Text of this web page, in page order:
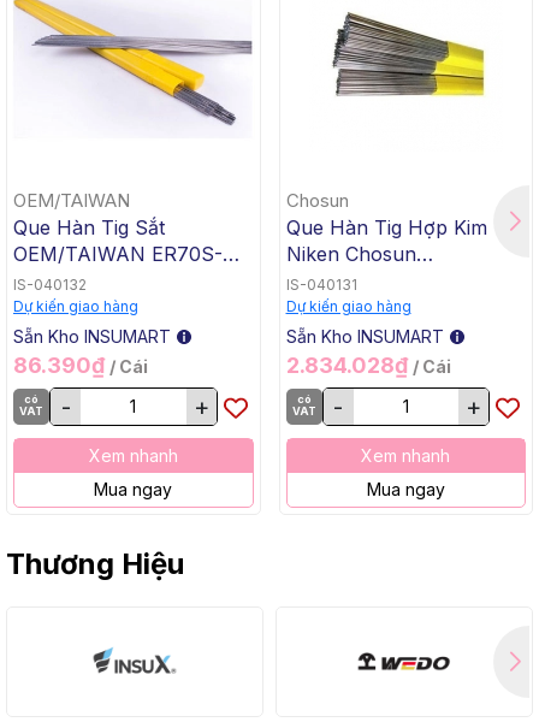
OEM/TAIWAN
Que Hàn Tig Sắt
OEM/TAIWAN ER70S-G
TG-50, 1.6x1000mm, 5 Kg
/ Hộp, 20 Kg / Thùng
IS-040132
Dự kiến giao hàng
Sẵn Kho INSUMART
86.390₫ / Cái
có
VAT
- +
Xem nhanh
Mua ngay
Chosun
Que Hàn Tig Hợp Kim
Niken Chosun
ERNiCrMo-3 TGC-625,
2.4x1000mm, 5 Kg / Hộp,
20 Kg / Thùng
IS-040131
Dự kiến giao hàng
Sẵn Kho INSUMART
2.834.028₫ / Cái
có
VAT
- +
Xem nhanh
Mua ngay
Thương Hiệu